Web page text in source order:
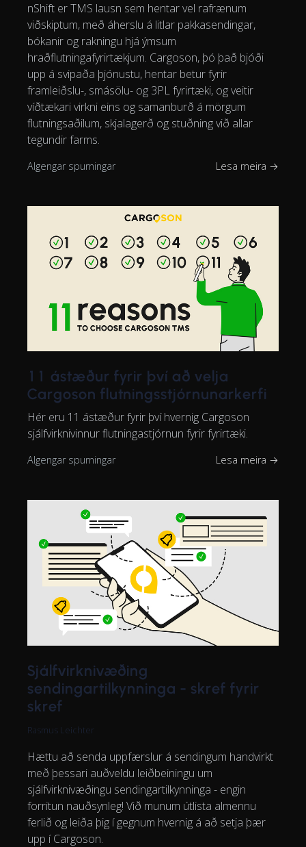
nShift er TMS lausn sem hentar vel rafrænum
viðskiptum, með áherslu á litlar pakkasendingar,
bókanir og rakningu hjá ýmsum
hraðflutningafyrirtækjum. Cargoson, þó það bjóði
upp á svipaða þjónustu, hentar betur fyrir
framleiðslu-, smásölu- og 3PL fyrirtæki, og veitir
víðtækari virkni eins og samanburð á mörgum
flutningsaðilum, skjalagerð og stuðning við allar
tegundir farms.
Algengar spurningar Lesa meira →
11 ástæður fyrir því að velja
Cargoson flutningsstjórnunarkerfi
Hér eru 11 ástæður fyrir því hvernig Cargoson
sjálfvirknivinnur flutningastjórnun fyrir fyrirtæki.
Algengar spurningar Lesa meira →
Sjálfvirknivæðing
sendingartilkynninga - skref fyrir
skref
Rasmus Leichter
Hættu að senda uppfærslur á sendingum handvirkt
með þessari auðveldu leiðbeiningu um
sjálfvirknivæðingu sendingartilkynninga - engin
forritun nauðsynleg! Við munum útlista almennu
ferlið og leiða þig í gegnum hvernig á að setja þær
upp í Cargoson.